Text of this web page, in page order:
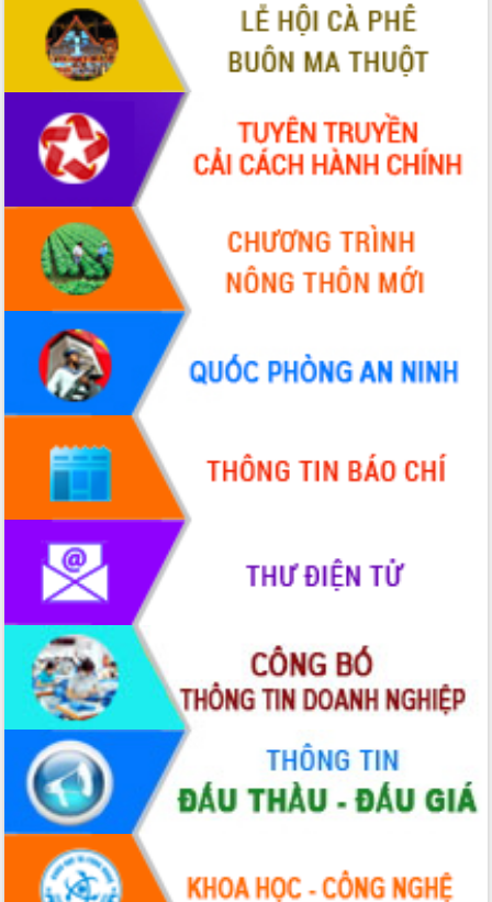
Bầu cử Quốc hội và HĐND: Cử tri Đắk
Lắk gửi gắm niềm tin, kỳ vọng vào lá
phiếu
Đắk Lắk sẵn sàng các điều kiện cho
Ngày hội bầu cử đại biểu Quốc hội
khóa XVI và HĐND các cấp nhiệm kỳ
2026-2031
Đảm bảo cuộc bầu cử đại biểu Quốc
hội và đại biểu HĐND các cấp diễn ra
an toàn, hiệu quả, đúng quy định
Thủ tướng Chính phủ Phạm Minh Chính
kiểm tra, chỉ đạo hoàn thành các dự
án cao tốc và thăm khu tái định cư tại
Đắk Lắk
Sôi nổi Hội đua ngựa truyền thống Gò
Thì Thùng mừng Xuân Bính Ngọ 2026
Lãnh đạo tỉnh dâng hương tưởng niệm
tại Đập Đồng Cam đầu Xuân Bính Ngọ
Ngành nông nghiệp phấn đấu tăng
trưởng đạt 5,86% trong năm 2026
UBND tỉnh Đắk Lắk triển khai công tác
quốc phòng, quân sự địa phương năm
Đắk Lắk tập trung toàn lực khắc phục
tồn tại IUU, sẵn sàng làm việc với
Đoàn thanh tra EC
Chủ tịch UBND tỉnh Tạ Anh Tuấn thăm,
chúc mừng các bệnh viện nhân Ngày
Thầy thuốc Việt Nam
Rộn ràng lễ hội truyền thống Sông
nước Đà Nông lần thứ I năm 2026
Kỳ họp Chuyên đề lần thứ Năm, HĐND
tỉnh Đắk Lắk thông qua các nghị quyết
quan trọng
Thống nhất danh sách giới thiệu ứng
cử đại biểu Quốc hội khoá XVI và đại
biểu HĐND tỉnh Đắk Lắk, nhiệm kỳ
2026-2031